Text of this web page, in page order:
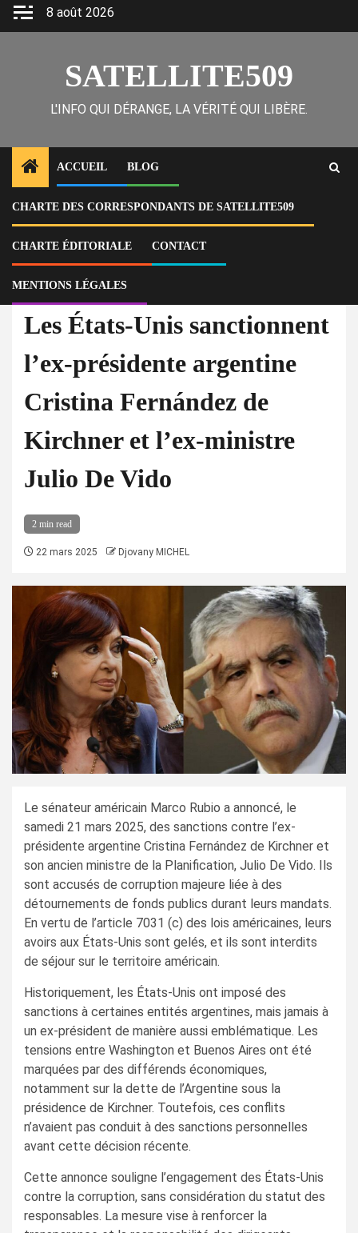
Skip
8 août 2026
SATELLITE509
L'INFO QUI DÉRANGE, LA VÉRITÉ QUI LIBÈRE.
ACCUEIL BLOG
CHARTE DES CORRESPONDANTS DE SATELLITE509
CHARTE ÉDITORIALE CONTACT
MENTIONS LÉGALES
Home
Actu
Les États-Unis sanctionnent l’ex-présidente argentine Cristina
Fernández de Kirchner et l’ex-ministre Julio De Vido
À la Une Actu
Les États-Unis sanctionnent
l’ex-présidente argentine
Cristina Fernández de
Kirchner et l’ex-ministre
Julio De Vido
2 min read
22 mars 2025 Djovany MICHEL
Le sénateur américain Marco Rubio a annoncé, le
samedi 21 mars 2025, des sanctions contre l’ex-
présidente argentine Cristina Fernández de Kirchner et
son ancien ministre de la Planification, Julio De Vido. Ils
sont accusés de corruption majeure liée à des
détournements de fonds publics durant leurs mandats.
En vertu de l’article 7031 (c) des lois américaines, leurs
avoirs aux États-Unis sont gelés, et ils sont interdits
de séjour sur le territoire américain.
Historiquement, les États-Unis ont imposé des
sanctions à certaines entités argentines, mais jamais à
un ex-président de manière aussi emblématique. Les
tensions entre Washington et Buenos Aires ont été
marquées par des différends économiques,
notamment sur la dette de l’Argentine sous la
présidence de Kirchner. Toutefois, ces conflits
n’avaient pas conduit à des sanctions personnelles
avant cette décision récente.
Cette annonce souligne l’engagement des États-Unis
contre la corruption, sans considération du statut des
responsables. La mesure vise à renforcer la